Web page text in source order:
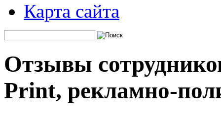
Карта сайта
Отзывы
Print, рекламно-